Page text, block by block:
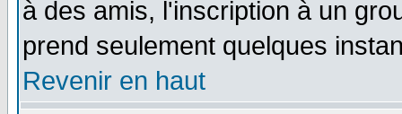
à des amis, l'inscription à un
prend seulement quelques
Revenir en haut